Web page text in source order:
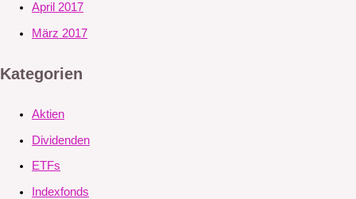
April 2017
März 2017
Kategorien
Aktien
Dividenden
ETFs
Indexfonds